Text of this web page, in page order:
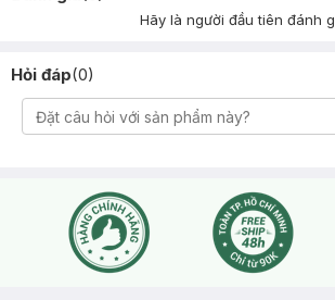
Hãy là người đầu tiên đánh
Hỏi đáp(0)